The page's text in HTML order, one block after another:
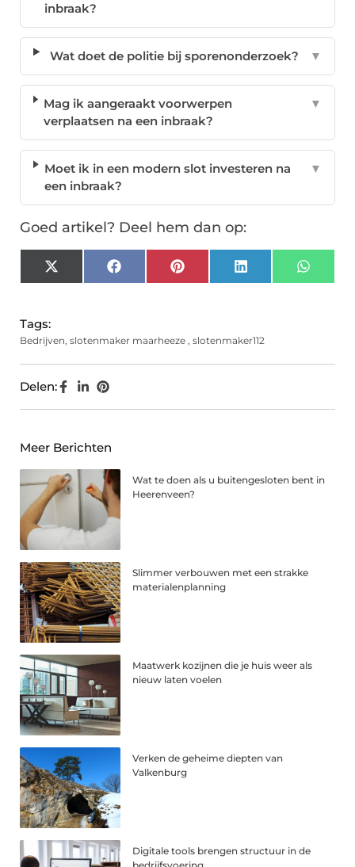
inbraak?
Wat doet de politie bij sporenonderzoek? ▼
Mag ik aangeraakt voorwerpen
verplaatsen na een inbraak?
▼
Moet ik in een modern slot investeren na
een inbraak?
▼
Goed artikel? Deel hem dan op:
X
(Twitter)
FacebookPinterest LinkedIn
Tags:
Bedrijven, slotenmaker maarheeze , slotenmaker112
Delen:
Meer Berichten
Wat te doen als u buitengesloten bent in
Heerenveen?
Slimmer verbouwen met een strakke
materialenplanning
Maatwerk kozijnen die je huis weer als
nieuw laten voelen
Verken de geheime diepten van
Valkenburg
Digitale tools brengen structuur in de